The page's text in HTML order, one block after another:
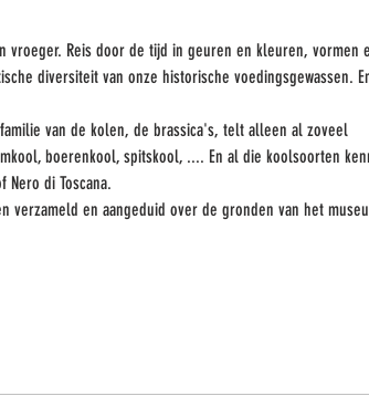
vroeger. Reis door de tijd in geuren en kleuren, vormen
diversiteit van onze historische voedingsgewassen.
van de kolen, de brassica's, telt alleen al zoveel
boerenkool, spitskool, .... En al die koolsoorten
di Toscana.
en aangeduid over de gronden van het